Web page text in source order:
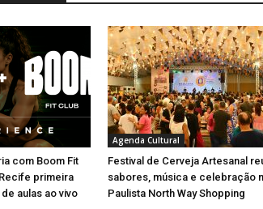
com Boom Fit
primeira
aulas ao vivo
Agenda Cultural
Festival de Cerveja Artesanal
sabores, música e celebração
Paulista North Way Shopping